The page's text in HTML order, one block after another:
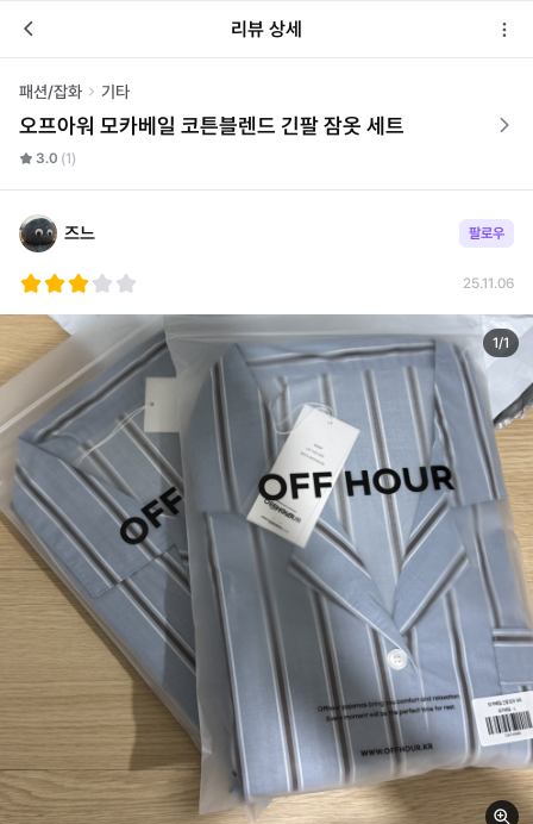
리뷰 상세
패션/잡화 기타
오프아워 모카베일 코튼블렌드 긴팔 잠옷 세트
3.0 (1)
즈느 팔로우
25.11.06
1/1